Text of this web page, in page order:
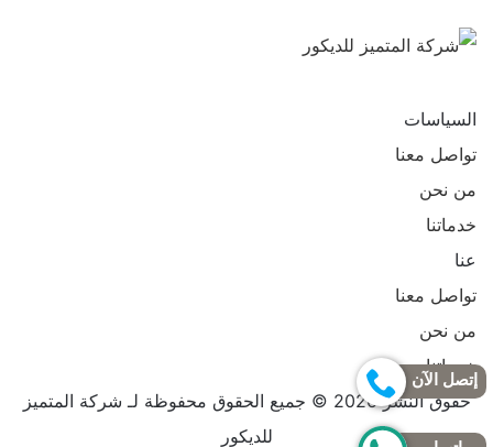
على
فيسبوك
على
يوتيوب
السياسات
تواصل معنا
من نحن
خدماتنا
عنا
تواصل معنا
من نحن
خدماتنا
حقوق النشر 2026 © جميع الحقوق محفوظة لـ شركة المتميز
للديكور
إتصل الآن